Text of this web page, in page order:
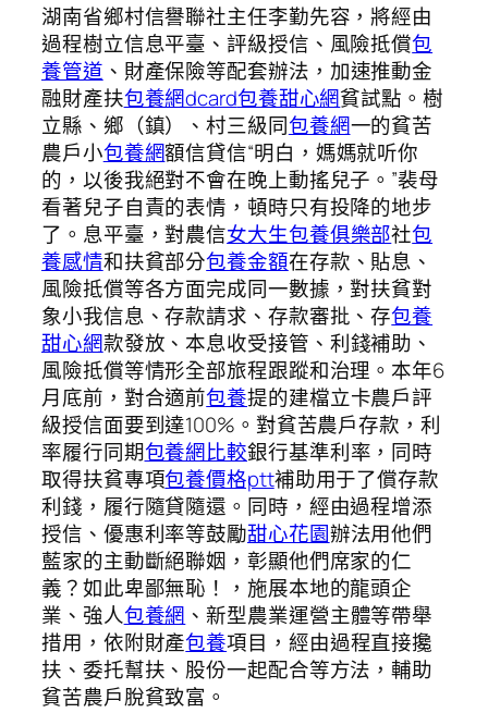
湖南省鄉村信譽聯社主任李勤先容，將經由
過程樹立信息平臺、評級授信、風險抵償包
養管道 、財產保險等配套辦法，加速推動金
融財產扶包養網dcard包養甜心網貧試點。樹
立縣、鄉（鎮）、村三級同包養網一的貧苦
農戶小包養網額信貸信“明白，媽媽就听你
的，以後我絕對不會在晚上動搖兒子。”裴母
看著兒子自責的表情，頓時只有投降的地步
了。息平臺，對農信女大生包養俱樂部社包
養感情和扶貧部分包養金額在存款、貼息、
風險抵償等各方面完成同一數據，對扶貧對
象小我信息、存款請求、存款審批、存包養
甜心網款發放、本息收受接管、利錢補助、
風險抵償等情形全部旅程跟蹤和治理。本年6
月底前，對合適前包養提的建檔立卡農戶評
級授信面要到達100%。對貧苦農戶存款，利
率履行同期包養網比較銀行基準利率，同時
取得扶貧專項包養價格ptt補助用于了償存款
利錢，履行隨貸隨還。同時，經由過程增添
授信、優惠利率等鼓勵甜心花園辦法用他們
藍家的主動斷絕聯姻，彰顯他們席家的仁
義？如此卑鄙無恥！，施展本地的龍頭企
業、強人包養網 、新型農業運營主體等帶舉
措用，依附財產包養項目，經由過程直接攙
扶、委托幫扶、股份一起配合等方法，輔助
貧苦農戶脫貧致富。